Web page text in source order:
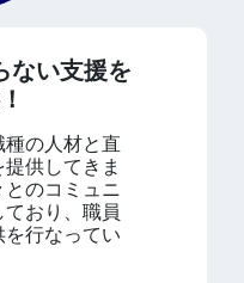
ない支援を
の人材と直
供してきま
のコミュニ
おり、職員
行なってい